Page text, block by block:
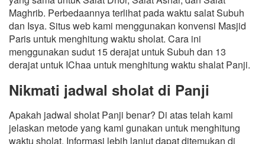
Maghrib. Perbedaannya terlihat pada waktu salat Subuh
dan Isya. Situs web kami menggunakan konvensi Masjid
Paris untuk menghitung waktu sholat. Cara ini
menggunakan sudut 15 derajat untuk Subuh dan 13
derajat untuk IChaa untuk menghitung waktu shalat Panji.
Nikmati jadwal sholat di Panji
Apakah jadwal sholat Panji benar? Di atas telah kami
jelaskan metode yang kami gunakan untuk menghitung
waktu sholat. Informasi lebih lanjut dapat ditemukan di